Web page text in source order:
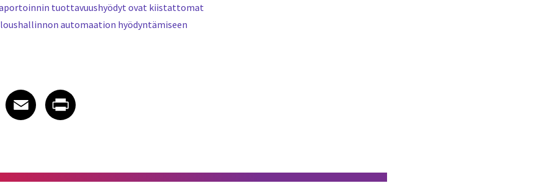
tuottavuushyödyt ovat kiistattomat
automaation hyödyntämiseen
LinkedIn
on X
article on Facebook
Facebook
Share article on Email
Email
Share article on Print